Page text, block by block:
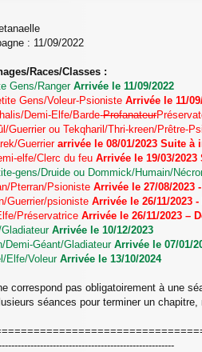
: 11/09/2022
Races/Classes :
Gens/RangerArrivée le 11/09/2022
Gens/Voleur-Psioniste Arrivée le 11/
Demi-Elfe/Barde-Profanateur
Guerrier ou Tekqharil/Thri-kreen/Prêtre-
Guerrier arrivée le 08/01/2023 Suite
elfe/Clerc du feu Arrivée le 19/03/2023
gens/Druide ou Dommick/Humain/
Pterran/Psioniste Arrivée le 27/08/2023
Guerrier/psioniste Arrivée le 26/11/2023
Préservatrice Arrivée le 26/11/2023 –
Arrivée le 10/12/2023
Demi-Géant/Gladiateur Arrivée le 07/01/
Elfe/VoleurArrivée le 13/10/2024
correspond pas obligatoirement à une
séances pour terminer un